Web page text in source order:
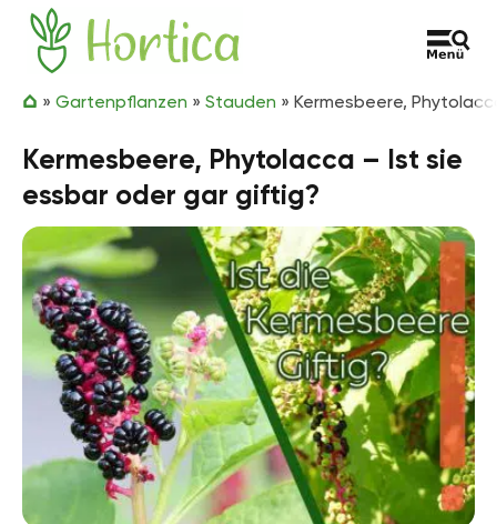
Zum Inhalt springen
Hortica
» Gartenpflanzen » Stauden » Kermesbeere,
Kermesbeere, Phytolacca – Ist sie
essbar oder gar giftig?